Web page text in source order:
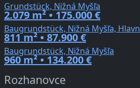
Grundstück, Nižná Myšľa
2.079 m² • 175.000 €
Baugrundstück, Nižná Myšľa,
811 m² • 87.900 €
Baugrundstück, Nižná Myšľa
960 m² • 134.200 €
Rozhanovce